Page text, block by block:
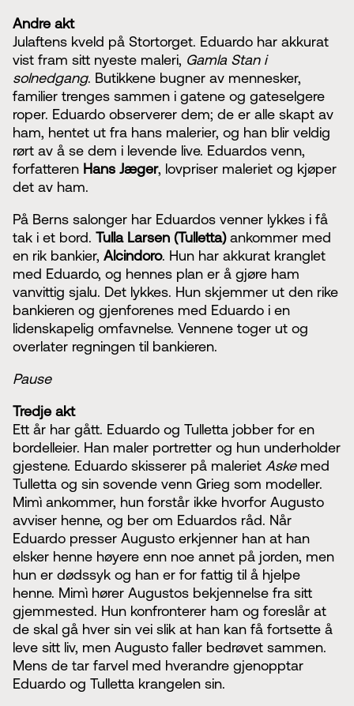
Andre akt
Julaftens kveld på Stortorget. Eduardo har akkurat
vist fram sitt nyeste maleri, Gamla Stan i
solnedgang. Butikkene bugner av mennesker,
familier trenges sammen i gatene og gateselgere
roper. Eduardo observerer dem; de er alle skapt av
ham, hentet ut fra hans malerier, og han blir veldig
rørt av å se dem i levende live. Eduardos venn,
forfatteren Hans Jæger, lovpriser maleriet og kjøper
det av ham.
På Berns salonger har Eduardos venner lykkes i få
tak i et bord. Tulla Larsen (Tulletta)ankommer med
en rik bankier, Alcindoro. Hun har akkurat kranglet
med Eduardo, og hennes plan er å gjøre ham
vanvittig sjalu. Det lykkes. Hun skjemmer ut den rike
bankieren og gjenforenes med Eduardo i en
lidenskapelig omfavnelse. Vennene toger ut og
overlater regningen til bankieren.
Pause
Tredje akt
Ett år har gått. Eduardo og Tulletta jobber for en
bordelleier. Han maler portretter og hun underholder
gjestene. Eduardo skisserer på maleriet Askemed
Tulletta og sin sovende venn Grieg som modeller.
Mimì ankommer, hun forstår ikke hvorfor Augusto
avviser henne, og ber om Eduardos råd. Når
Eduardo presser Augusto erkjenner han at han
elsker henne høyere enn noe annet på jorden, men
hun er dødssyk og han er for fattig til å hjelpe
henne. Mimì hører Augustos bekjennelse fra sitt
gjemmested. Hun konfronterer ham og foreslår at
de skal gå hver sin vei slik at han kan få fortsette å
leve sitt liv, men Augusto faller bedrøvet sammen.
Mens de tar farvel med hverandre gjenopptar
Eduardo og Tulletta krangelen sin.